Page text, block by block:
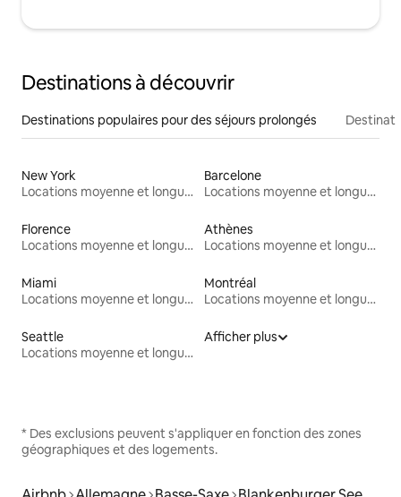
Destinations à découvrir
Destinations populaires pour des séjours prolongés
New York
Locations moyenne et longue durée
Barcelone
Locations moyenne et longue durée
Florence
Locations moyenne et longue durée
Athènes
Locations moyenne et longue durée
Miami
Locations moyenne et longue durée
Montréal
Locations moyenne et longue durée
Seattle
Locations moyenne et longue durée
Afficher plus
* Des exclusions peuvent s'appliquer en fonction des zones
géographiques et des logements.